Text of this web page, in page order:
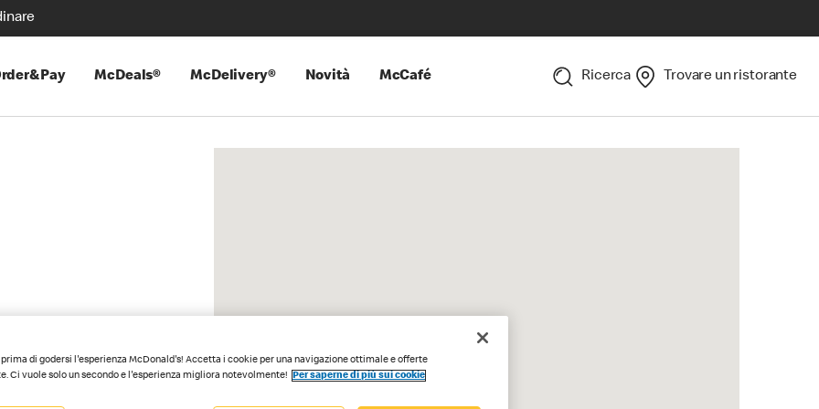
McDeals® McDelivery® Novità McCafé Ricerca Trovare un ristorante
di godersi l'esperienza McDonald's! Accetta i cookie per una navigazione ottimale e offerte
Ci vuole solo un secondo e l'esperienza migliora notevolmente!
Per saperne di più sui cookie